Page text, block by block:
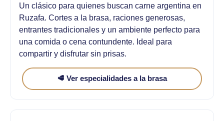
Un clásico para quienes buscan carne argentina en
Ruzafa. Cortes a la brasa, raciones generosas,
entrantes tradicionales y un ambiente perfecto para
una comida o cena contundente. Ideal para
compartir y disfrutar sin prisas.
🥩 Ver especialidades a la brasa